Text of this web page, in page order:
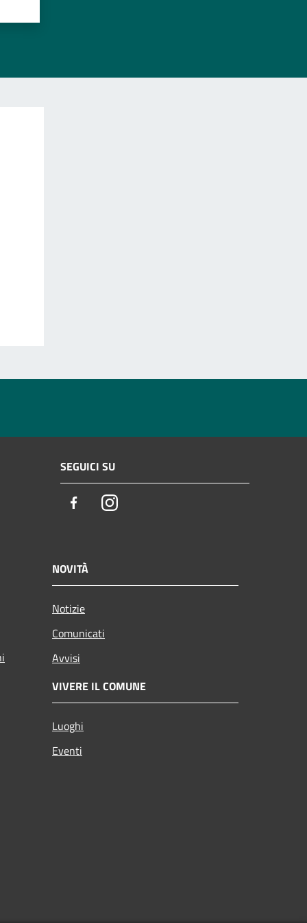
SEGUICI SU
FacebookInstagram
NOVITÀ
Notizie
Comunicati
Avvisi
VIVERE IL COMUNE
Luoghi
Eventi